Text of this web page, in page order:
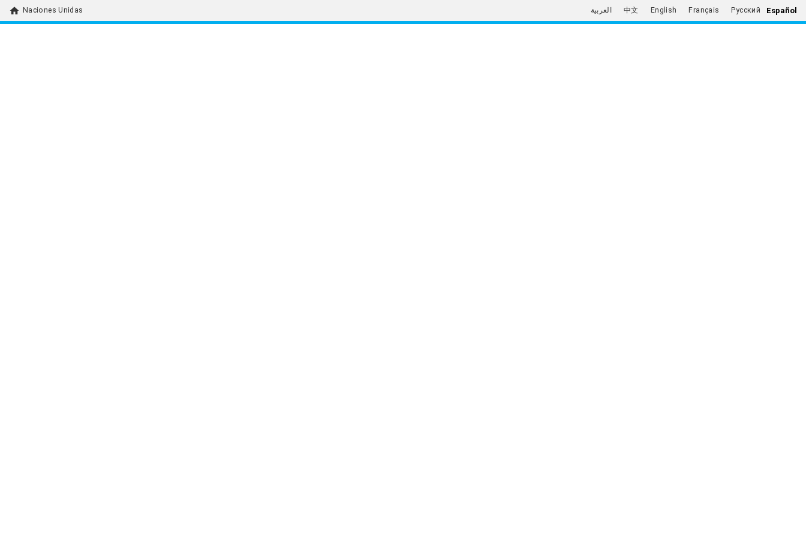
home Naciones Unidas العربية 中文 English Français Русский Español